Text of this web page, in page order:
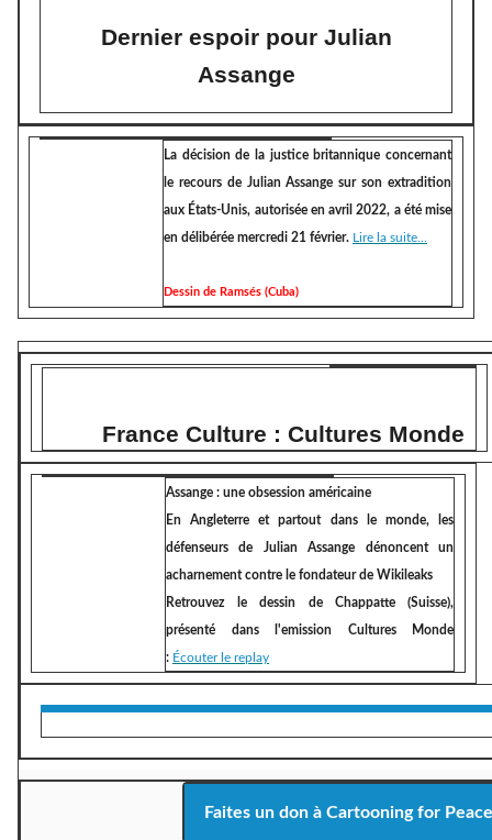
Dernier espoir pour Julian
Assange
La décision de la justice britannique concernant
le recours de Julian Assange sur son extradition
aux États-Unis, autorisée en avril 2022, a été mise
en délibérée mercredi 21 février. Lire la suite...
Dessin de Ramsés (Cuba)
France Culture : Cultures Monde
Assange : une obsession américaine
En Angleterre et partout dans le monde, les
défenseurs de Julian Assange dénoncent un
acharnement contre le fondateur de Wikileaks
Retrouvez le dessin de Chappatte (Suisse),
présenté dans l'emission Cultures Monde
: Écouter le replay
Faites un don à Cartooning for Peace